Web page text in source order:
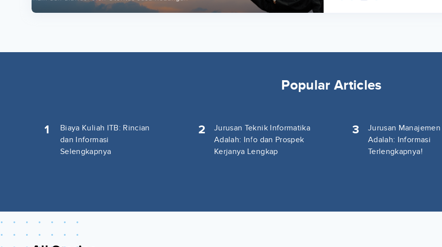
Popular Articles
1
Biaya Kuliah ITB: Rincian
dan Informasi
Selengkapnya
2
Jurusan Teknik Informatika
Adalah: Info dan Prospek
Kerjanya Lengkap
3
Jurusan Manajemen
Adalah: Informasi
Terlengkapnya!